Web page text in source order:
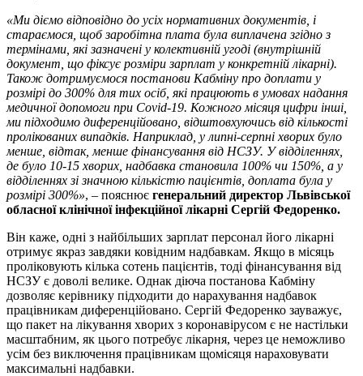
«Ми діємо відповідно до усіх нормативних документів, і
стараємося, щоб заробітна плата була виплачена згідно з
термінами, які зазначені у колективній угоді (внутрішній
документ, що фіксує розміри зарплат у конкретній лікарні).
Також дотримуємося постанови Кабміну про доплати у
розмірі до 300% для тих осіб, які працюють в умовах надання
медичної допомоги при Covid-19. Кожного місяця цифри інші,
ми підходимо диференційовано, відштовхуючись від кількості
пролікованих випадків. Наприклад, у липні-серпні хворих було
менше, відтак, менше фінансування від НСЗУ. У відділеннях,
де було 10-15 хворих, надбавка становила 100% чи 150%, а у
відділеннях зі значною кількістю пацієнтів, доплата була у
розмірі 300%», – пояснює генеральний директор Львівської
обласної клінічної інфекційної лікарні Сергій Федоренко.
Він каже, одні з найбільших зарплат персонал його лікарні
отримує якраз завдяки ковідним надбавкам. Якщо в місяць
проліковують кілька сотень пацієнтів, тоді фінансування від
НСЗУ є доволі велике. Однак діюча постанова Кабміну
дозволяє керівнику підходити до нарахування надбавок
працівникам диференційовано. Сергій Федоренко зауважує,
що пакет на лікування хворих з коронавірусом є не настільки
масштабним, як цього потребує лікарня, через це неможливо
усім без виключення працівникам щомісяця нараховувати
максимальні надбавки.